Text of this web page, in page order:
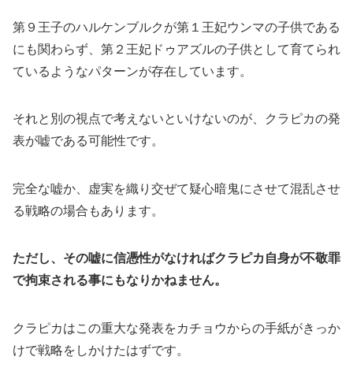
第９王子のハルケンブルクが第１王妃ウンマの子供である
にも関わらず、第２王妃ドゥアズルの子供として育てられ
ているようなパターンが存在しています。
それと別の視点で考えないといけないのが、クラピカの発
表が嘘である可能性です。
完全な嘘か、虚実を織り交ぜて疑心暗鬼にさせて混乱させ
る戦略の場合もあります。
ただし、その嘘に信憑性がなければクラピカ自身が不敬罪
で拘束される事にもなりかねません。
クラピカはこの重大な発表をカチョウからの手紙がきっか
けで戦略をしかけたはずです。